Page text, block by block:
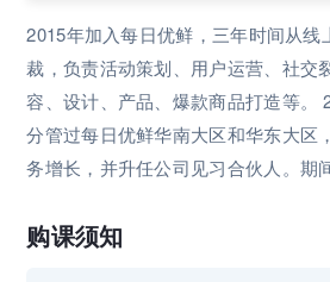
2015年加⼊每⽇优鲜，三年时间从线
裁，负责活动策划、⽤户运营、社交
容、设计、产品、爆款商品打造等。
分管过每⽇优鲜华南⼤区和华东⼤区
务增⻓，并升任公司⻅习合伙⼈。期
设计定版，摸爬滚打实战落地。 2020
购课须知